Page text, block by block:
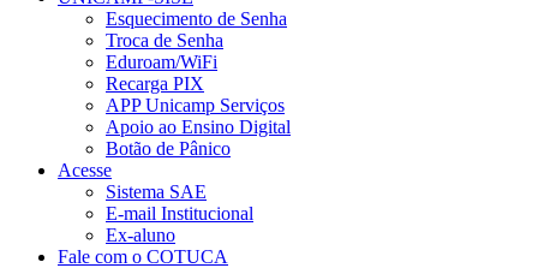
Esquecimento de Senha
Troca de Senha
Eduroam/WiFi
Recarga PIX
APP Unicamp Serviços
Apoio ao Ensino Digital
Botão de Pânico
Acesse
Sistema SAE
E-mail Institucional
Ex-aluno
Fale com o COTUCA